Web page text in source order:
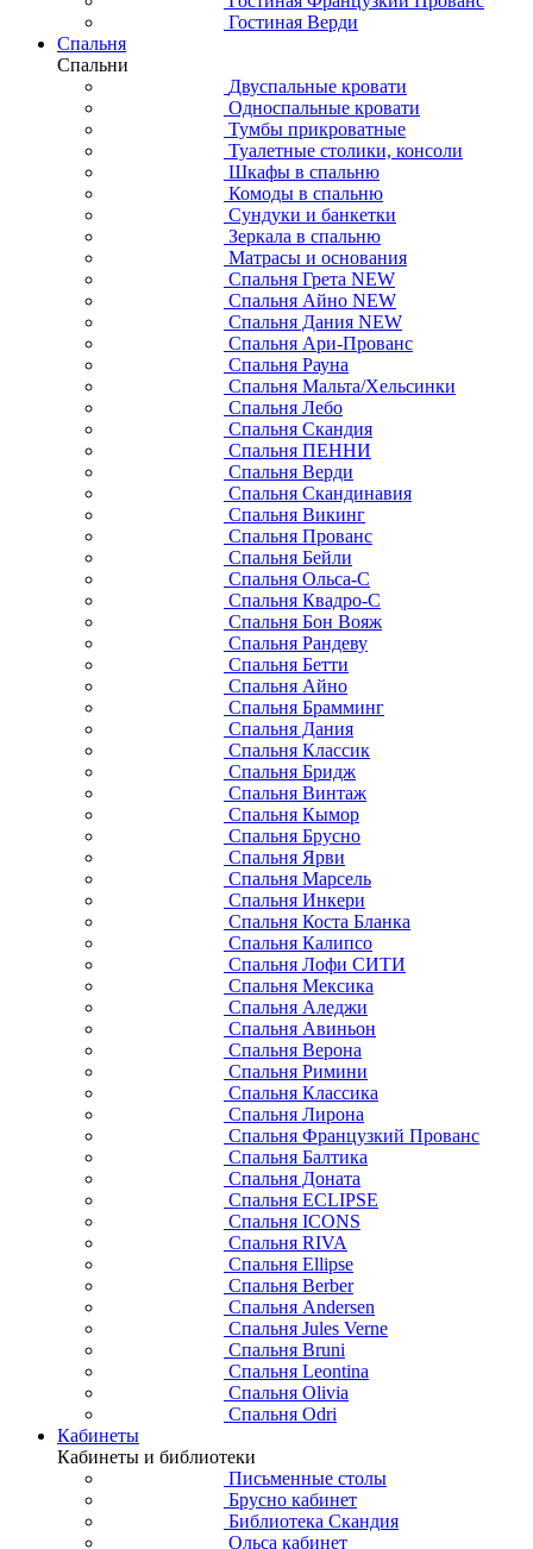
Гостиная Верди
Спальня
Спальни
Двуспальные кровати
Односпальные кровати
Тумбы прикроватные
Туалетные столики, консоли
Шкафы в спальню
Комоды в спальню
Сундуки и банкетки
Зеркала в спальню
Матрасы и основания
Спальня Грета NEW
Спальня Айно NEW
Спальня Дания NEW
Спальня Ари-Прованс
Спальня Рауна
Спальня Мальта/Хельсинки
Спальня Лебо
Спальня Скандия
Спальня ПЕННИ
Спальня Верди
Спальня Скандинавия
Спальня Викинг
Спальня Прованс
Спальня Бейли
Спальня Ольса-С
Спальня Квадро-С
Спальня Бон Вояж
Спальня Рандеву
Спальня Бетти
Спальня Айно
Спальня Брамминг
Спальня Дания
Спальня Классик
Спальня Бридж
Спальня Винтаж
Спальня Кымор
Спальня Брусно
Спальня Ярви
Спальня Марсель
Спальня Инкери
Спальня Коста Бланка
Спальня Калипсо
Спальня Лофи СИТИ
Спальня Мексика
Спальня Аледжи
Спальня Авиньон
Спальня Верона
Спальня Римини
Спальня Классика
Спальня Лирона
Спальня Французкий Прованс
Спальня Балтика
Спальня Доната
Спальня ECLIPSE
Спальня ICONS
Спальня RIVA
Спальня Ellipse
Спальня Berber
Спальня Andersen
Спальня Jules Verne
Спальня Bruni
Спальня Leontina
Спальня Olivia
Спальня Odri
Кабинеты
Кабинеты и библиотеки
Письменные столы
Брусно кабинет
Библиотека Скандия
Ольса кабинет